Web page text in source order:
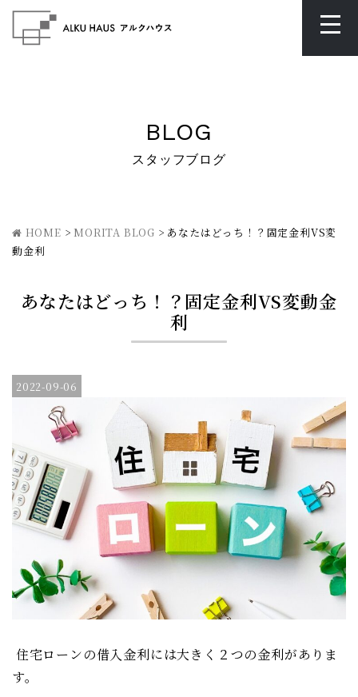
BLOG
スタッフブログ
HOME >MORITA BLOG > あなたはどっち！？固定金利VS変
動金利
あなたはどっち！？固定金利VS変動金
利
2022-09-06
住宅ローンの借入金利には大きく２つの金利がありま
す。